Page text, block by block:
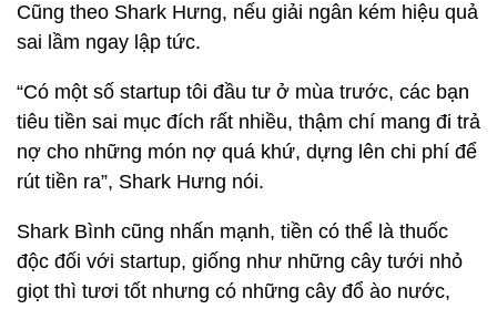
Cũng theo Shark Hưng, nếu giải ngân kém hiệu quả
sai lầm ngay lập tức.
“Có một số startup tôi đầu tư ở mùa trước, các bạn
tiêu tiền sai mục đích rất nhiều, thậm chí mang đi trả
nợ cho những món nợ quá khứ, dựng lên chi phí để
rút tiền ra”, Shark Hưng nói.
Shark Bình cũng nhấn mạnh, tiền có thể là thuốc
độc đối với startup, giống như những cây tưới nhỏ
giọt thì tươi tốt nhưng có những cây đổ ào nước,